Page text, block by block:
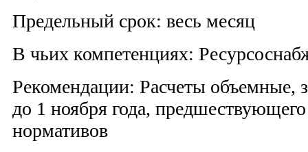
Предельный срок: весь месяц
В чьих компетенциях:
Рекомендации: Расчеты объемные,
до 1 ноября года, предшествующего
нормативов